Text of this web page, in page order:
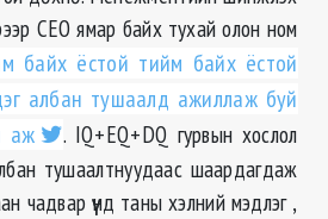
CEO ямар байх тухай олон ном
байх ёстой тийм байх ёстой
албан тушаалд ажиллаж буй
аж
. IQ+EQ+DQ гурвын хослол
тушаалтнуудаас шаардагдаж
чадвар үүнд таны хэлний мэдлэг ,